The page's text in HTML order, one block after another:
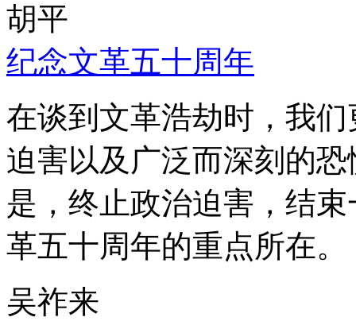
胡平
纪念文革五十周年
在谈到文革浩劫时，我
迫害以及广泛而深刻的
是，终止政治迫害，结
革五十周年的重点所在。
吴祚来